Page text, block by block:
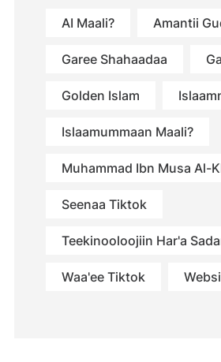
AI Maali? Amantii
Garee Shahaadaa
Golden Islam
Islaamummaan Maali?
Muhammad Ibn Musa Al-
Seenaa Tiktok
Teekinooloojiin Har'a
Waa'ee Tiktok